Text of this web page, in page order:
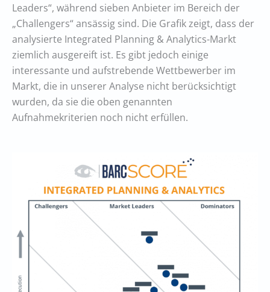
Leaders“, während sieben Anbieter im Bereich der
„Challengers“ ansässig sind. Die Grafik zeigt, dass der
analysierte Integrated Planning & Analytics-Markt
ziemlich ausgereift ist. Es gibt jedoch einige
interessante und aufstrebende Wettbewerber im
Markt, die in unserer Analyse nicht berücksichtigt
wurden, da sie die oben genannten
Aufnahmekriterien noch nicht erfüllen.